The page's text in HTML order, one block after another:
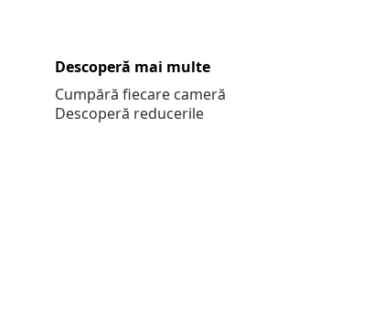
Descoperă mai multe
Cumpără fiecare cameră
Descoperă reducerile